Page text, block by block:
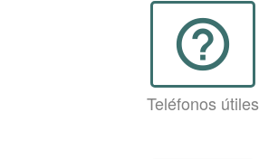
help_outline
Teléfonos útiles